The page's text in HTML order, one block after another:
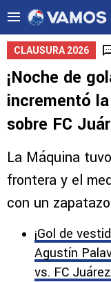
CLAUSURA 2026
¡Noche de
incrementó
sobre FC
La Máquina
frontera y el
con un
¡Gol de
Agustín
vs. FC Juárez